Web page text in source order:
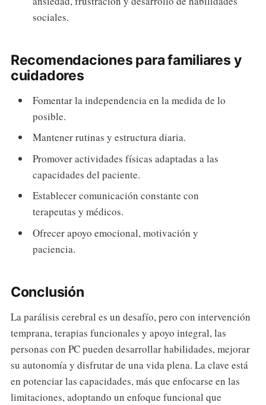
sociales.
Recomendaciones para familiares y
cuidadores
Fomentar la independencia en la medida de lo
posible.
Mantener rutinas y estructura diaria.
Promover actividades físicas adaptadas a las
capacidades del paciente.
Establecer comunicación constante con
terapeutas y médicos.
Ofrecer apoyo emocional, motivación y
paciencia.
Conclusión
La parálisis cerebral es un desafío, pero con intervención
temprana, terapias funcionales y apoyo integral, las
personas con PC pueden desarrollar habilidades, mejorar
su autonomía y disfrutar de una vida plena. La clave está
en potenciar las capacidades, más que enfocarse en las
limitaciones, adoptando un enfoque funcional que